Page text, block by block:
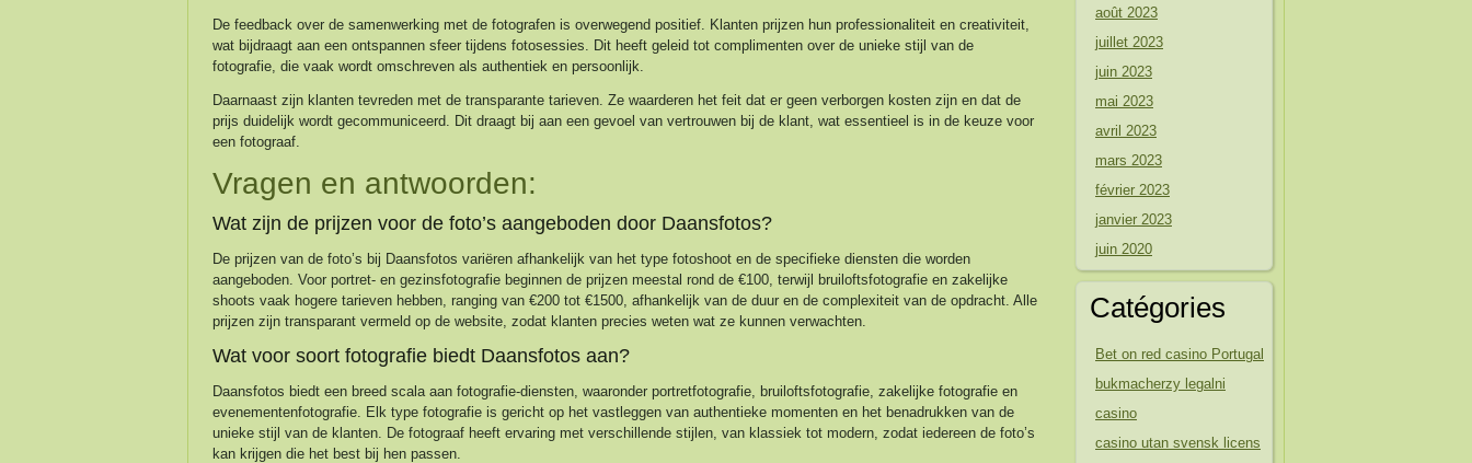
De feedback over de samenwerking met de fotografen is overwegend positief. Klanten prijzen hun professionaliteit en creativiteit,
wat bijdraagt aan een ontspannen sfeer tijdens fotosessies. Dit heeft geleid tot complimenten over de unieke stijl van de
fotografie, die vaak wordt omschreven als authentiek en persoonlijk.
Daarnaast zijn klanten tevreden met de transparante tarieven. Ze waarderen het feit dat er geen verborgen kosten zijn en dat de
prijs duidelijk wordt gecommuniceerd. Dit draagt bij aan een gevoel van vertrouwen bij de klant, wat essentieel is in de keuze voor
een fotograaf.
Vragen en antwoorden:
Wat zijn de prijzen voor de foto’s aangeboden door Daansfotos?
De prijzen van de foto’s bij Daansfotos variëren afhankelijk van het type fotoshoot en de specifieke diensten die worden
aangeboden. Voor portret- en gezinsfotografie beginnen de prijzen meestal rond de €100, terwijl bruiloftsfotografie en zakelijke
shoots vaak hogere tarieven hebben, ranging van €200 tot €1500, afhankelijk van de duur en de complexiteit van de opdracht. Alle
prijzen zijn transparant vermeld op de website, zodat klanten precies weten wat ze kunnen verwachten.
Wat voor soort fotografie biedt Daansfotos aan?
Daansfotos biedt een breed scala aan fotografie-diensten, waaronder portretfotografie, bruiloftsfotografie, zakelijke fotografie en
evenementenfotografie. Elk type fotografie is gericht op het vastleggen van authentieke momenten en het benadrukken van de
unieke stijl van de klanten. De fotograaf heeft ervaring met verschillende stijlen, van klassiek tot modern, zodat iedereen de foto’s
kan krijgen die het best bij hen passen.
août 2023
juillet 2023
juin 2023
mai 2023
avril 2023
mars 2023
février 2023
janvier 2023
juin 2020
Catégories
Bet on red casino Portugal
bukmacherzy legalni
casino
casino utan svensk licens